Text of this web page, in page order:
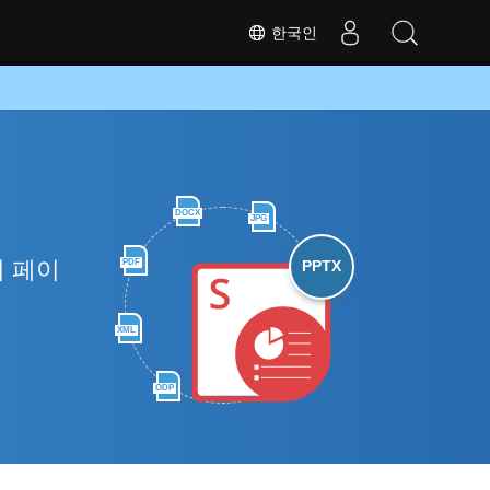
한국인
DOCX
JPG
PDF
XML
ODP
PPTX
페이